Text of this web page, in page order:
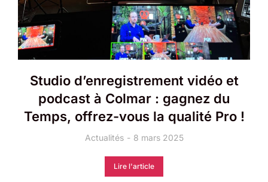
Studio d’enregistrement vidéo et
podcast à Colmar : gagnez du
Temps, offrez-vous la qualité Pro !
Actualités 8 mars 2025
Lire l'article